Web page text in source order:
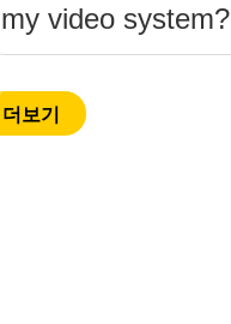
my video system?
더보기